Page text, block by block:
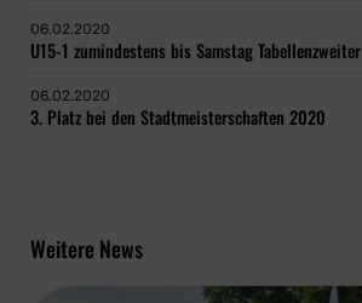
06.02.2020
U15-1 zumindestens bis Samstag Tabellenzweiter
06.02.2020
3. Platz bei den Stadtmeisterschaften 2020
Weitere News